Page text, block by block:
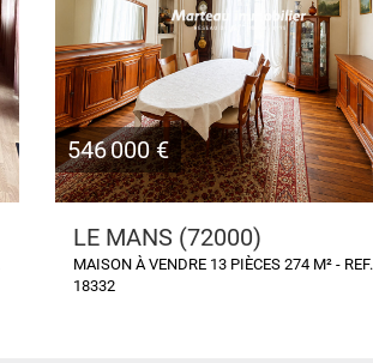
546 000 €
LE MANS (72000)
MAISON À VENDRE 13 PIÈCES 274 M² - REF.
18332